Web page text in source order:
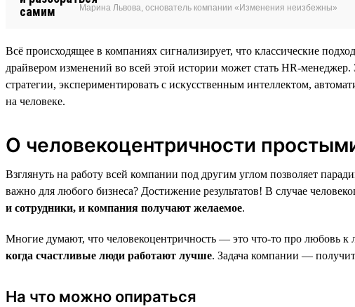
Марина Львова, основатель компании «Изменения неизбежны»
Всё происходящее в компаниях сигнализирует, что классические
драйвером изменений во всей этой истории может стать HR-
стратегии, экспериментировать с искусственным интеллектом,
на человеке.
О человекоцентричности
Взглянуть на работу всей компании под другим углом позволяет
важно для любого бизнеса? Достижение результатов! В случае
и сотрудники, и компания получают желаемое.
Многие думают, что человекоцентричность — это что-то про любовь
когда счастливые люди работают лучше. Задача компании —
На что можно опираться